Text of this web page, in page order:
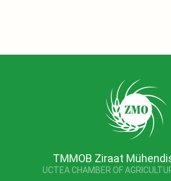
TMMOB Ziraat
UCTEA CHAMBER OF